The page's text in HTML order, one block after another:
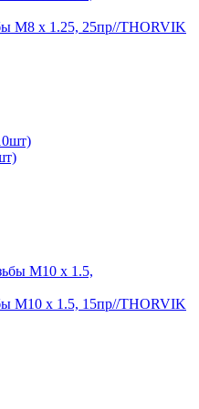
М8 х 1.25, 25пр//THORVIK
М10 х 1.5, 15пр//THORVIK